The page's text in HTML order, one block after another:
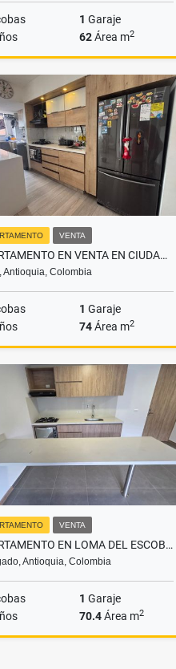
1 Garaje
62Área m2
Venta
$395.000.000
VENTA
APARTAMENTO EN VENTA EN CIUDAD FABRICATO BELLO
Antioquia, Colombia
1 Garaje
74Área m2
Venta
$480.000.000
VENTA
APARTAMENTO EN LOMA DEL ESCOBERO ENVIGADO PERMITE RENTAS CORTAS
Antioquia, Colombia
1 Garaje
70.4Área m2